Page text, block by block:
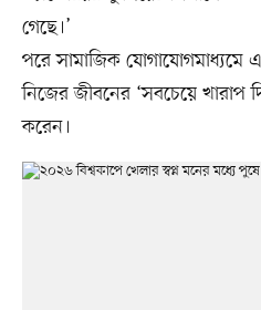
গেছে।’
পরে সামাজিক যোগাযোগমাধ্যমে
নিজের জীবনের ‘সবচেয়ে
করেন।